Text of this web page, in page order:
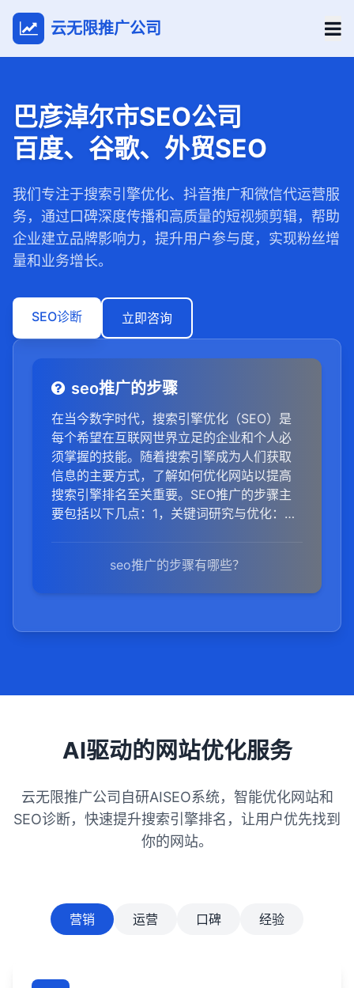
云无限推广公司
巴彦淖尔市SEO公司
百度、谷歌、外贸SEO
我们专注于搜索引擎优化、抖音推广和微信代运营服
务，通过口碑深度传播和高质量的短视频剪辑，帮助
企业建立品牌影响力，提升用户参与度，实现粉丝增
量和业务增长。
SEO诊断 立即咨询
seo推广的步骤
在当今数字时代，搜索引擎优化（SEO）是
每个希望在互联网世界立足的企业和个人必
须掌握的技能。随着搜索引擎成为人们获取
信息的主要方式，了解如何优化网站以提高
搜索引擎排名至关重要。SEO推广的步骤主
要包括以下几点：1，关键词研究与优化：进
键词，并优化网站内容，使其自然融入这些
关键词。2，网站结构优化：优化网站的架
的URL结构等，使搜索引擎更容易抓取和索
增加网站的外部链接数量和质量，提升网站
的权威性和排名。5，网站性能优化：优化网
提升用户体验和搜索引擎的评价。6，数据监
测与分析：使用SEO工具进行数据分析，监
测网站流量、关键词排名、用户行为等指
seo推广的步骤有哪些？
AI驱动的网站优化服务
云无限推广公司自研AISEO系统，智能优化网站和
SEO诊断，快速提升搜索引擎排名，让用户优先找到
你的网站。
营销 运营 口碑 经验